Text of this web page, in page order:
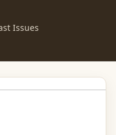
Issues